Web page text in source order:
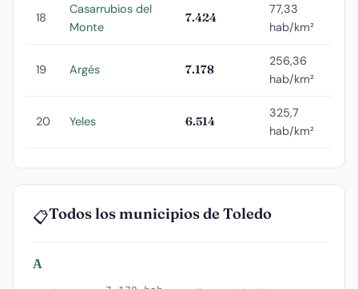
18
Casarrubios del
Monte
7.424
77,33
hab/km²
19 Argés 7.178
256,36
hab/km²
20 Yeles 6.514
325,7
hab/km²
📋Todos los municipios de Toledo
A